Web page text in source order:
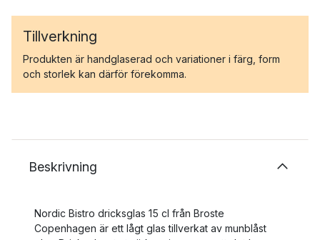
Tillverkning
Produkten är handglaserad och variationer i färg, form
och storlek kan därför förekomma.
Beskrivning
Nordic Bistro dricksglas 15 cl från Broste
Copenhagen är ett lågt glas tillverkat av munblåst